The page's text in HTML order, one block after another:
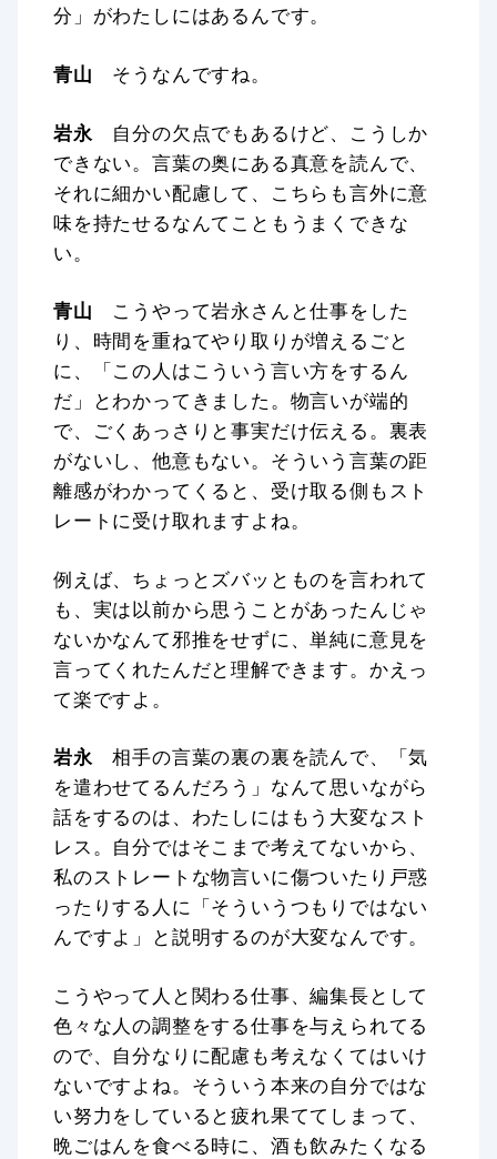
分」がわたしにはあるんです。
青山 そうなんですね。
岩永自分の欠点でもあるけど、こうしか
できない。言葉の奥にある真意を読んで、
それに細かい配慮して、こちらも言外に意
味を持たせるなんてこともうまくできな
い。
青山 こうやって岩永さんと仕事をした
り、時間を重ねてやり取りが増えるごと
に、「この人はこういう言い方をするん
だ」とわかってきました。物言いが端的
で、ごくあっさりと事実だけ伝える。裏表
がないし、他意もない。そういう言葉の距
離感がわかってくると、受け取る側もスト
レートに受け取れますよね。
例えば、ちょっとズバッとものを言われて
も、実は以前から思うことがあったんじゃ
ないかなんて邪推をせずに、単純に意見を
言ってくれたんだと理解できます。かえっ
て楽ですよ。
岩永相手の言葉の裏の裏を読んで、「気
を遣わせてるんだろう」なんて思いながら
話をするのは、わたしにはもう大変なスト
レス。自分ではそこまで考えてないから、
私のストレートな物言いに傷ついたり戸惑
ったりする人に「そういうつもりではない
んですよ」と説明するのが大変なんです。
こうやって人と関わる仕事、編集長として
色々な人の調整をする仕事を与えられてる
ので、自分なりに配慮も考えなくてはいけ
ないですよね。そういう本来の自分ではな
い努力をしていると疲れ果ててしまって、
晩ごはんを食べる時に、酒も飲みたくなる